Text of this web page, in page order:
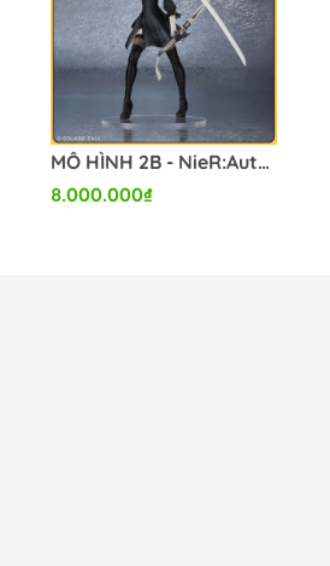
MÔ HÌNH 2B - NieR:Automata - (YoRHa No.2 Type B) Version 2.0 Complete Figure(Square Enix) FIGURE CHÍNH HÃNG
8.000.000₫